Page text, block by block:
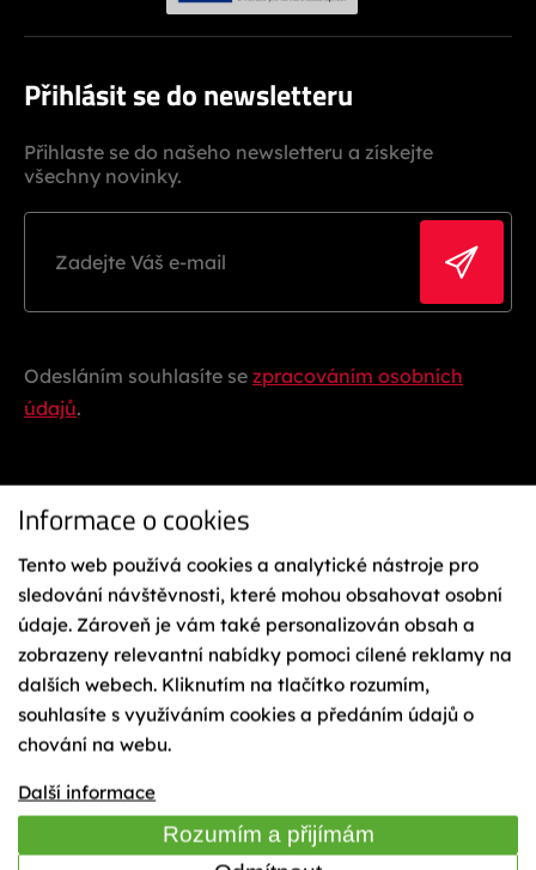
Přihlásit se do newsletteru
Přihlaste se do našeho newsletteru a získejte
všechny novinky.
Odesláním souhlasíte se zpracováním osobních
údajů.
Ochrana osobních údajů
Reklamační řád
Vázání na lyže
Obchodní podmínky
Cookies
Informace o cookies
Tento web používá cookies a analytické nástroje pro
sledování návštěvnosti, které mohou obsahovat osobní
údaje. Zároveň je vám také personalizován obsah a
zobrazeny relevantní nabídky pomoci cílené reklamy na
dalších webech. Kliknutím na tlačítko rozumím,
souhlasíte s využíváním cookies a předáním údajů o
chování na webu.
Další informace
Rozumím a přijímám